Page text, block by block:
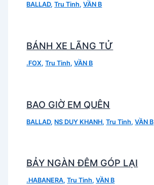
BALLAD,Tru Tinh,VẦN B
BÁNH XE LÃNG TỬ
.FOX,Tru Tinh,VẦN B
BAO GIỜ EM QUÊN
BALLAD, NS DUY KHANH,Tru Tinh,VẦN B
BẢY NGÀN ĐÊM GÓP LẠI
.HABANERA,Tru Tinh,VẦN B